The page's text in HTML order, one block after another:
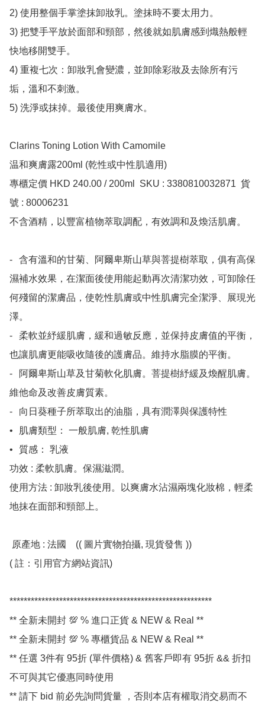
2) 使用整個手掌塗抹卸妝乳。塗抹時不要太用力。
3) 把雙手平放於面部和頸部，然後就如肌膚感到熾熱般輕
快地移開雙手。
4) 重複七次：卸妝乳會變濃，並卸除彩妝及去除所有污
垢，溫和不刺激。
5) 洗淨或抹掉。最後使用爽膚水。
Clarins Toning Lotion With Camomile
温和爽膚露200ml (乾性或中性肌適用)
專櫃定價 HKD 240.00 / 200ml  SKU : 3380810032871  貨
號 : 80006231
不含酒精，以豐富植物萃取調配，有效調和及煥活肌膚。
-	含有溫和的甘菊、阿爾卑斯山草與菩提樹萃取，俱有高保
濕補水效果，在潔面後使用能起動再次清潔功效，可卸除任
何殘留的潔膚品，使乾性肌膚或中性肌膚完全潔淨、展現光
澤。
-	柔軟並紓緩肌膚，緩和過敏反應，並保持皮膚值的平衡，
也讓肌膚更能吸收隨後的護膚品。維持水脂膜的平衡。
-	阿爾卑斯山草及甘菊軟化肌膚。菩提樹紓緩及煥醒肌膚。
維他命及改善皮膚質素。
-	向日葵種子所萃取出的油脂，具有潤澤與保護特性
•	肌膚類型： 一般肌膚, 乾性肌膚
•	質感： 乳液
功效 : 柔軟肌膚。保濕滋潤。
使用方法 : 卸妝乳後使用。以爽膚水沾濕兩塊化妝棉，輕柔
地抹在面部和頸部上。
( 註：引用官方網站資訊)
*********************************************************
** 全新未開封 💯 % 進口正貨 & NEW & Real **
** 全新未開封 💯 % 專櫃貨品 & NEW & Real **
** 任選 3件有 95折 (單件價格) & 舊客戶即有 95折 && 折扣
不可與其它優惠同時使用
** 請下 bid 前必先詢問貨量 ，否則本店有權取消交易而不